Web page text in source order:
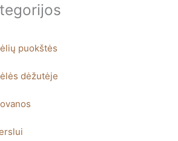
puokštės
dėžutėje